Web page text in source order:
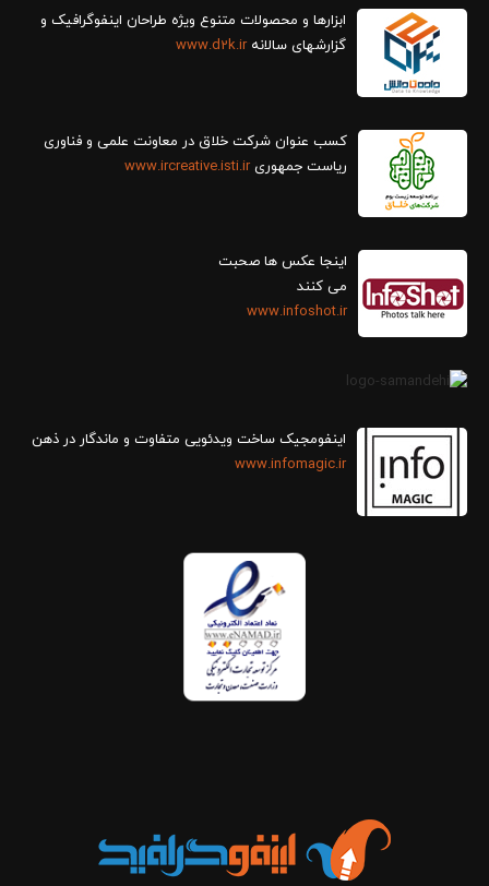
ابزارها و محصولات متنوع ویژه طراحان اینفوگرافیک و
گزارش‎های سالانه
www.d2k.ir
کسب عنوان شرکت خلاق در معاونت علمی و فناوری
ریاست جمهوریwww.ircreative.isti.ir
اینجا عکس ها صحبت
می کنند
www.infoshot.ir
اینفومجیک ساخت ویدئویی متفاوت و ماندگار در ذهن
www.infomagic.ir